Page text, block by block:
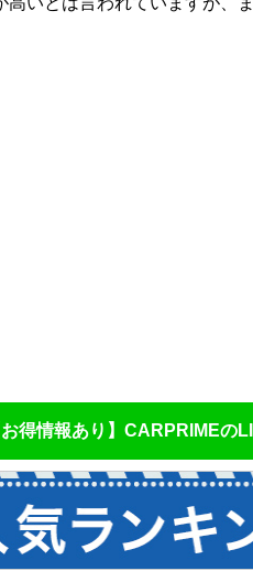
お得情報あり】CARPRIMEの